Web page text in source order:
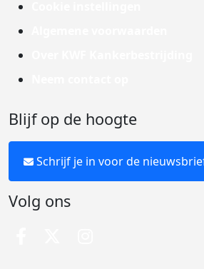
Blijf op de hoogte
Schrijf je in voor de
Volg ons